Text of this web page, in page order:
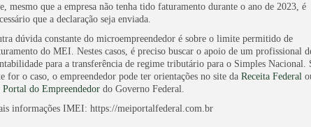
mesmo que a empresa não tenha tido faturamento durante o ano de 2023, é
que a declaração seja enviada.
dúvida constante do microempreendedor é sobre o limite permitido de
do MEI. Nestes casos, é preciso buscar o apoio de um profissional
para a transferência de regime tributário para o Simples Nacional.
for o caso, o empreendedor pode ter orientações no site da Receita Federal
Portal do Empreendedor do Governo Federal.
informações IMEI: https://meiportalfederal.com.br